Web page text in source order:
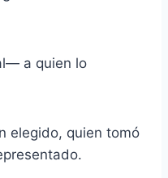
a quien lo
elegido, quien tomó